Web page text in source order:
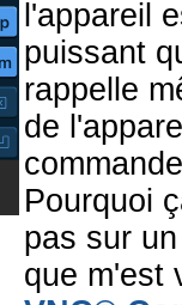
l'appareil
puissant
rappelle
de
Pourquoi
pas sur
que m'est